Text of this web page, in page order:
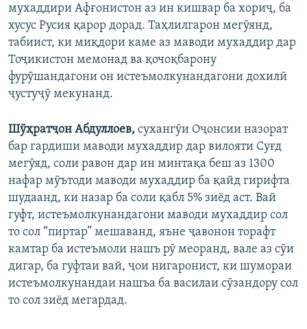
мухаддири Афғонистон аз ин кишвар ба хориҷ, ба
хусус Русия қарор дорад. Таҳлилгарон мегӯянд,
табиист, ки миқдори каме аз маводи мухаддир дар
Тоҷикистон мемонад ва қочоқбарону
фурӯшандагони он истеъмолкунандагони дохилӣ
ҷустуҷӯ мекунанд.
Шӯҳратҷон Абдуллоев, сухангӯи Оҷонсии назорат
бар гардиши маводи мухаддир дар вилояти Суғд
мегӯяд, соли равон дар ин минтақа беш аз 1300
нафар мӯътоди маводи мухаддир ба қайд гирифта
шудаанд, ки назар ба соли қабл 5% зиёд аст. Вай
гуфт, истеъмолкунандагони маводи мухаддир сол
то сол “пиртар” мешаванд, яъне ҷавонон торафт
камтар ба истеъмоли нашъ рӯ меоранд, вале аз сӯи
дигар, ба гуфтаи вай, ҷои нигаронист, ки шумораи
истеъмолкунандаи нашъа ба василаи сӯзандору сол
то сол зиёд мегардад.